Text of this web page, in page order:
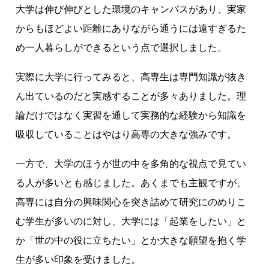
大学は伸び伸びとした環境のキャンパスがあり、実家
からもほどよい距離にありながら通うには遠すぎるた
め一人暮らしができるという点で選択しました。
実際に大学に行ってみると、高専生は専門知識が抜き
ん出ているのだと実感することが多々ありました。理
論だけではなく実習を通して実務的な経験から知識を
吸収していることはやはり高専の大きな強みです。
一方で、大学のほうが世の中を多角的な視点で見てい
る人が多いとも感じました。あくまでも主観ですが、
高専には自分の興味関心を突き詰めて研究にのめりこ
む学生が多いのに対し、大学には「起業をしたい」と
か「世の中の役に立ちたい」とか大きな願望を抱く学
生が多い印象を受けました。